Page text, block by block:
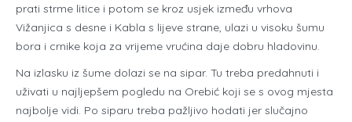
prati strme litice i potom se kroz usjek između vrhova
Vižanjica s desne i Kabla s lijeve strane, ulazi u visoku šumu
bora i crnike koja za vrijeme vrućina daje dobru hladovinu.
Na izlasku iz šume dolazi se na sipar. Tu treba predahnuti i
uživati u najljepšem pogledu na Orebić koji se s ovog mjesta
najbolje vidi. Po siparu treba pažljivo hodati jer slučajno